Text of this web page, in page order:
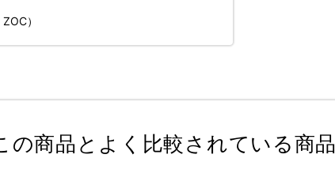
）
の商品とよく比較されている商品